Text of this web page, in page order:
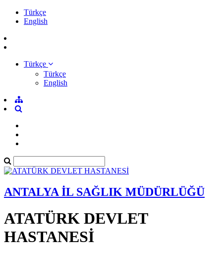
Türkçe
English
Türkçe
Türkçe
English
ANTALYA İL SAĞLIK MÜDÜRLÜĞÜ
ATATÜRK DEVLET
HASTANESİ